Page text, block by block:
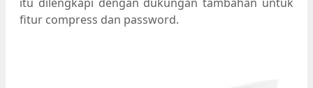
fitur compress dan password.